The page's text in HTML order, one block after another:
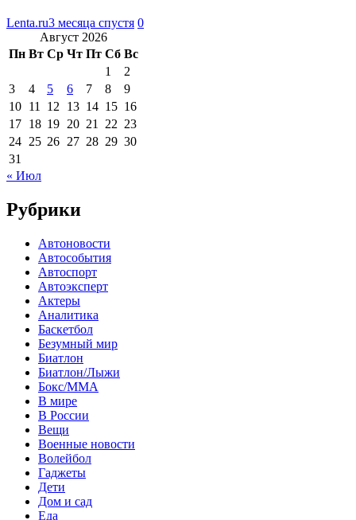
Lenta.ru3 месяца спустя 0
Август 2026
Пн Вт Ср Чт Пт Сб Вс
1
2
3
4 5 6 7 8
9
10 11 12 13 14 15 16
17 18 19 20 21 22 23
24 25 26 27 28 29 30
31
« Июл
Рубрики
Автоновости
Автособытия
Автоспорт
Автоэксперт
Актеры
Аналитика
Баскетбол
Безумный мир
Биатлон
Биатлон/Лыжи
Бокс/MMA
В мире
В России
Вещи
Военные новости
Волейбол
Гаджеты
Дети
Дом и сад
Еда